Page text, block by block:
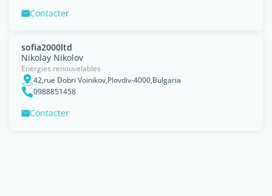
Contacter
sofia2000ltd
Nikolay Nikolov
Energies renouvelables
42,rue Dobri Voinikov,Plovdiv-4000,Bulgaria
0988851458
Contacter